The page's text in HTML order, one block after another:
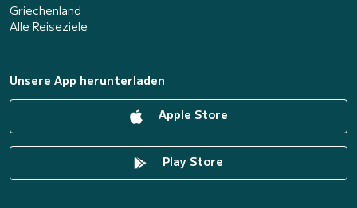
Griechenland
Alle Reiseziele
Unsere App herunterladen
Apple Store
Play Store